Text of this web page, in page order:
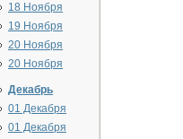
18 Ноября
19 Ноября
20 Ноября
20 Ноября
Декабрь
01 Декабря
01 Декабря